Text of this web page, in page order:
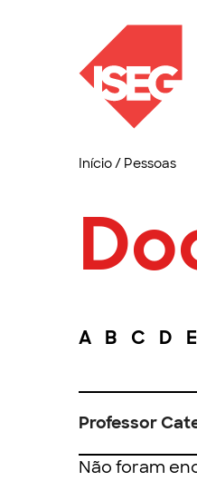
Início/ Pessoas
A B C D E
Professor
Não foram